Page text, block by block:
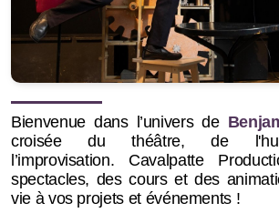
Bienvenue dans l’univers de
croisée du théâtre, de
l’improvisation. Cavalpatte
spectacles, des cours et des
vie à vos projets et événements !